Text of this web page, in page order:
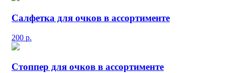
Салфетка для очков в ассортименте
200 р.
Стоппер для очков в ассортименте